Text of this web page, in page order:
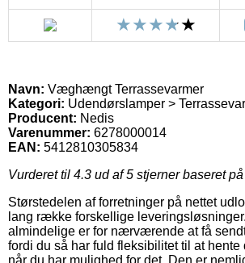
Navn: Væghængt Terrassevarmer
Kategori: Udendørslamper >
Producent: Nedis
Varenummer: 6278000014
EAN: 5412810305834
Vurderet til 4.3 ud af 5 stjerner baseret på
Størstedelen af forretninger på nettet
lang række forskellige
almindelige er for nærværende at få
fordi du så har fuld fleksibilitet til at hente
når du har mulighed for det. Den er